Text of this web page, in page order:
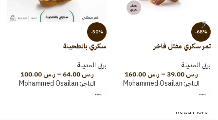
-68%
تمر سكري مفتل فاخر
برني المدينة
ر.س39.00
– ر.س160.00
التاجر: Mohammed Osailan
-50%
سكري بالطحينة
برني المدينة
ر.س64.00
– ر.س100.00
التاجر: Mohammed Osailan
Read More